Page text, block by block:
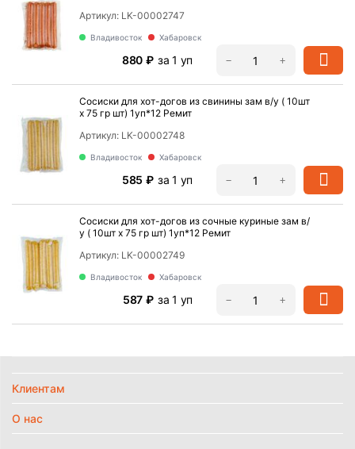
Владивосток Хабаровск
Артикул: LK-00002747
‍880‍ ₽ за 1 уп +
−
Сосиски для хот-догов из свинины зам в/у ( 10шт
х 75 гр шт) 1уп*12 Ремит
Владивосток Хабаровск
Артикул: LK-00002748
‍585‍ ₽ за 1 уп +
−
Сосиски для хот-догов из сочные куриные зам в/
у ( 10шт х 75 гр шт) 1уп*12 Ремит
Владивосток Хабаровск
Артикул: LK-00002749
‍587‍ ₽ за 1 уп +
−
Клиентам
О нас